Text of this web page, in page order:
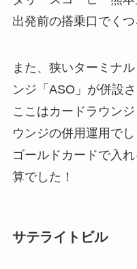
出発前の搭乗口でくつ
また、狭いターミナ
ンジ「ASO」 が併設さ
ここはカードラウン
ウンジの併用運用でし
ゴールドカードで入
算でした！
サテライトビル